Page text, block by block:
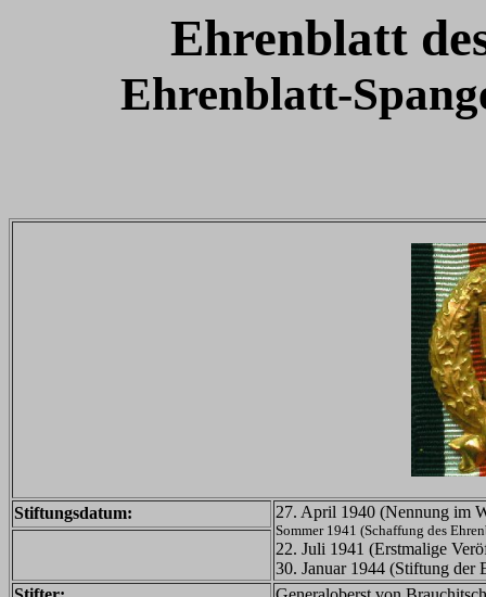
Ehrenblatt
Ehrenblatt-
Stiftungsdatum: 27. April 1940 (Nennung im
Sommer 1941 (Schaffung des
22. Juli 1941 (Erstmalige
30. Januar 1944 (Stiftung der